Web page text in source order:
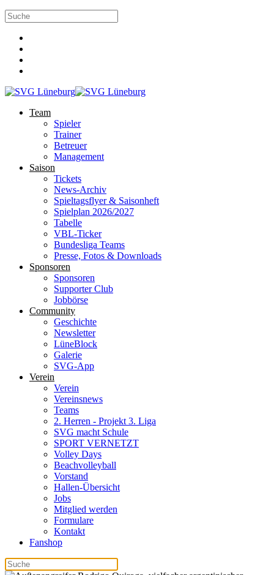
Team
Spieler
Trainer
Betreuer
Management
Saison
Tickets
News-Archiv
Spieltagsflyer & Saisonheft
Spielplan 2026/2027
Tabelle
VBL-Ticker
Bundesliga Teams
Presse, Fotos & Downloads
Sponsoren
Sponsoren
Supporter Club
Jobbörse
Community
Geschichte
Newsletter
LüneBlock
Galerie
SVG-App
Verein
Verein
Vereinsnews
Teams
2. Herren - Projekt 3. Liga
SVG macht Schule
SPORT VERNETZT
Volley Days
Beachvolleyball
Vorstand
Hallen-Übersicht
Jobs
Mitglied werden
Formulare
Kontakt
Fanshop